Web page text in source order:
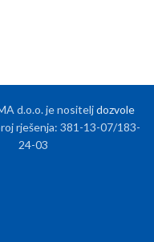
d.o.o. je nositeljdozvole
rješenja: 381-13-07/183-
24-03